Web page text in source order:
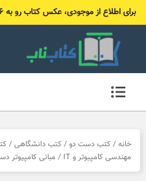
برای اطلاع از موجودی، عکس کتاب رو به ۰۹۱۹۹۸۱۴۷۹۶ (بله یا ایتا) بفرست
خانه / کتب دست دو / کتب دانشگاهی /
مهندسی کامپیوتر و IT
/ مبانی کامپیوتر